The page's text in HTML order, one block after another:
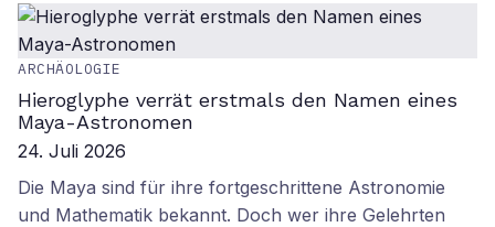
ARCHÄOLOGIE
Hieroglyphe verrät erstmals den Namen eines
Maya-Astronomen
24. Juli 2026
Die Maya sind für ihre fortgeschrittene Astronomie
und Mathematik bekannt. Doch wer ihre Gelehrten